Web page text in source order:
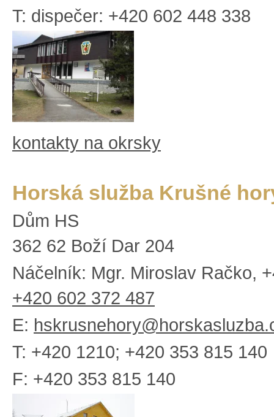
T: dispečer: +420 602 448 338
kontakty na okrsky
Horská služba Krušné
Dům HS
362 62 Boží Dar 204
Náčelník: Mgr. Miroslav Račko,
+420 602 372 487
E:
T: +420 1210; +420 353 815 140
F: +420 353 815 140